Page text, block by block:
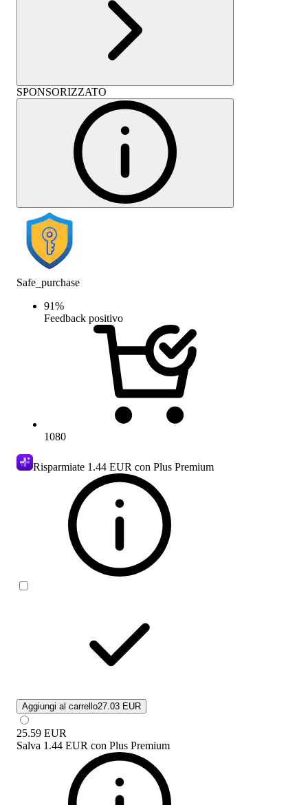
SPONSORIZZATO
Safe_purchase
91%
Feedback positivo
1080
Risparmiate 1.44 EUR con Plus Premium
Aggiungi al carrello27.03 EUR
25.59 EUR
Salva 1.44 EUR con Plus Premium